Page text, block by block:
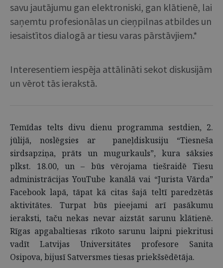
savu jautājumu gan elektroniski, gan klātienē, lai
saņemtu profesionālas un cieņpilnas atbildes un
iesaistītos dialogā ar tiesu varas pārstāvjiem.*
Interesentiem iespēja attālināti sekot diskusijām
un vērot tās ierakstā.
Temīdas telts divu dienu programma sestdien, 2.
jūlijā, noslēgsies ar paneļdiskusiju “Tiesneša
sirdsapziņa, prāts un mugurkauls”, kura sāksies
plkst. 18.00, un – būs vērojama tiešraidē Tiesu
administrācijas YouTube kanālā vai “Jurista Vārda”
Facebook lapā, tāpat kā citas šajā teltī paredzētās
aktivitātes. Turpat būs pieejami arī pasākumu
ieraksti, taču nekas nevar aizstāt sarunu klātienē.
Rīgas apgabaltiesas rīkoto sarunu laipni piekritusi
vadīt Latvijas Universitātes profesore Sanita
Osipova, bijusī Satversmes tiesas priekšsēdētāja.